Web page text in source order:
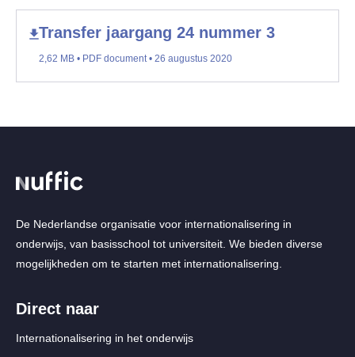
Transfer jaargang 24 nummer 3
2,62 MB • PDF document • 26 augustus 2020
De Nederlandse organisatie voor internationalisering in
onderwijs, van basisschool tot universiteit. We bieden diverse
mogelijkheden om te starten met internationalisering.
Direct naar
Internationalisering in het onderwijs